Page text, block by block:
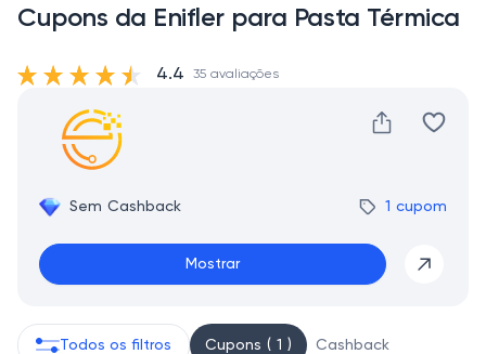
Cupons da Enifler para Pasta Térmica
Sem Cashback 1 cupom
Mostrar
4.4 35 avaliações
Todos os filtros Cupons ( 1 ) Cashback